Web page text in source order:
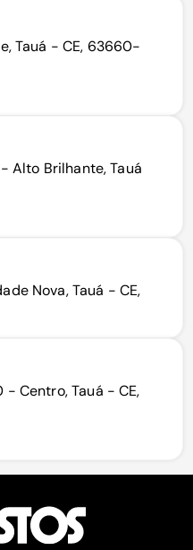
Tauá - CE, 63660-
Alto Brilhante, Tauá
Nova, Tauá - CE,
- Centro, Tauá - CE,